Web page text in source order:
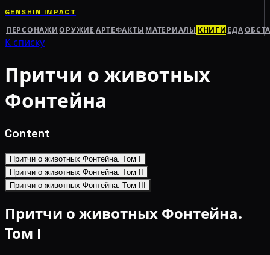
GENSHIN IMPACT
ПЕРСОНАЖИ ОРУЖИЕ АРТЕФАКТЫ МАТЕРИАЛЫ КНИГИ ЕДА
К списку
Притчи о животных
Фонтейна
Content
Притчи о животных Фонтейна. Том I
Притчи о животных Фонтейна. Том II
Притчи о животных Фонтейна. Том III
Притчи о животных Фонтейна.
Том I